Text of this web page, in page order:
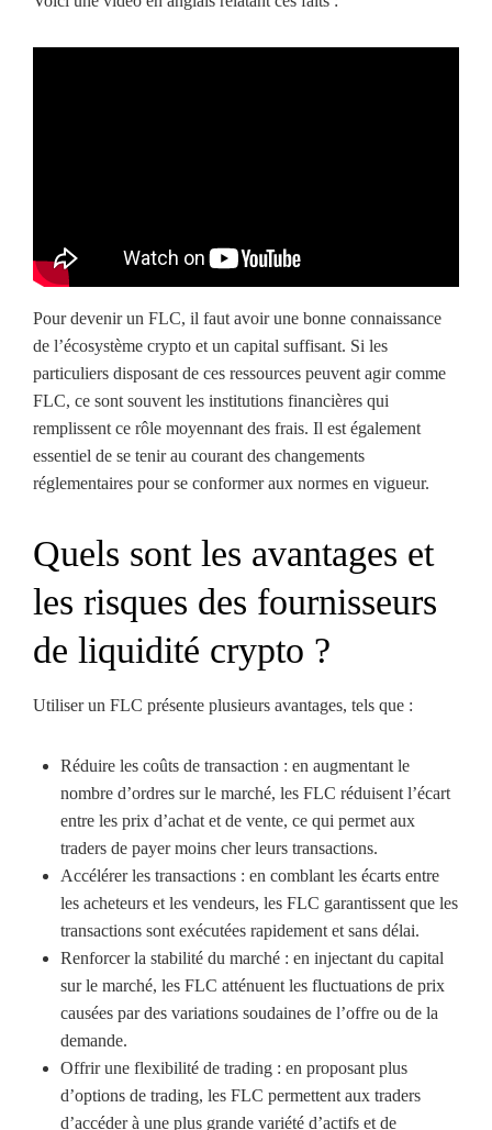
Pour devenir un FLC, il faut avoir une bonne connaissance
de l’écosystème crypto et un capital suffisant. Si les
particuliers disposant de ces ressources peuvent agir comme
FLC, ce sont souvent les institutions financières qui
remplissent ce rôle moyennant des frais. Il est également
essentiel de se tenir au courant des changements
réglementaires pour se conformer aux normes en vigueur.
Quels sont les avantages et
les risques des fournisseurs
de liquidité crypto ?
Utiliser un FLC présente plusieurs avantages, tels que :
Réduire les coûts de transaction : en augmentant le
nombre d’ordres sur le marché, les FLC réduisent l’écart
entre les prix d’achat et de vente, ce qui permet aux
traders de payer moins cher leurs transactions.
Accélérer les transactions : en comblant les écarts entre
les acheteurs et les vendeurs, les FLC garantissent que les
transactions sont exécutées rapidement et sans délai.
Renforcer la stabilité du marché : en injectant du capital
sur le marché, les FLC atténuent les fluctuations de prix
causées par des variations soudaines de l’offre ou de la
demande.
Offrir une flexibilité de trading : en proposant plus
d’options de trading, les FLC permettent aux traders
d’accéder à une plus grande variété d’actifs et de